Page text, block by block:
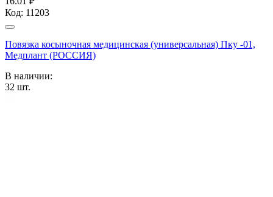
Код: 11203
Повязка косыночная медицинская (универсальная) Пку -01,
Медплант (РОССИЯ)
В наличии:
32 шт.